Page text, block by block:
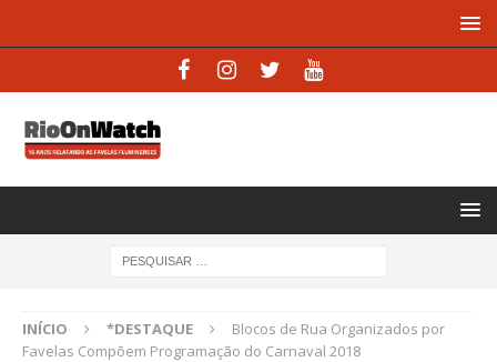
INÍCIO *DESTAQUE
Blocos de Rua Organizados por
Favelas Compõem Programação do Carnaval 2018